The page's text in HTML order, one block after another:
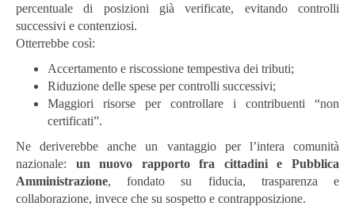
percentuale di posizioni già verificate, evitando controlli
successivi e contenziosi.
Otterrebbe così:
Accertamento e riscossione tempestiva dei tributi;
Riduzione delle spese per controlli successivi;
Maggiori risorse per controllare i contribuenti “non
certificati”.
Ne deriverebbe anche un vantaggio per l’intera comunità
nazionale: un nuovo rapporto fra cittadini e Pubblica
Amministrazione, fondato su fiducia, trasparenza e
collaborazione, invece che su sospetto e contrapposizione.